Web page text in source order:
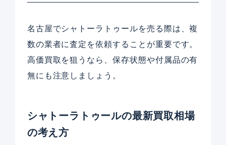
名古屋でシャトーラトゥールを売る際は、複
数の業者に査定を依頼することが重要です。
高価買取を狙うなら、保存状態や付属品の有
無にも注意しましょう。
シャトーラトゥールの最新買取相場
の考え方